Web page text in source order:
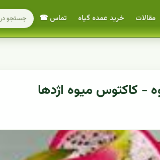
مقالات خرید عمده گیاه تماس ☎
- کاکتوس میوه اژدها